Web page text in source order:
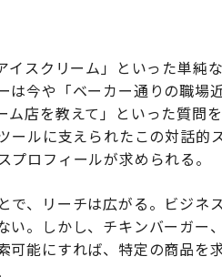
スクリーム」といった単純
今や「ベーカー通りの職場
店を教えて」といった質問
ルに支えられたこの対話的
ロフィールが求められる。
、リーチは広がる。ビジネ
。しかし、チキンバーガー
能にすれば、特定の商品を